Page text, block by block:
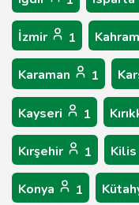
İzmir 1
Karaman 1
Kayseri 1
Kırşehir 1 Kilis
Konya 1